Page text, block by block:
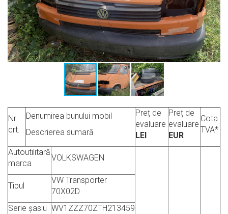
Nr.
crt.
Denumirea bunului mobil
Descrierea sumară
Preț de
evaluare
LEI
Preț de
evaluare
EUR
Cota
TVA*
Autoutilitară
marca
VOLKSWAGEN
Tipul
VW Transporter
70X02D
Serie șasiu WV1ZZZ70ZTH213459